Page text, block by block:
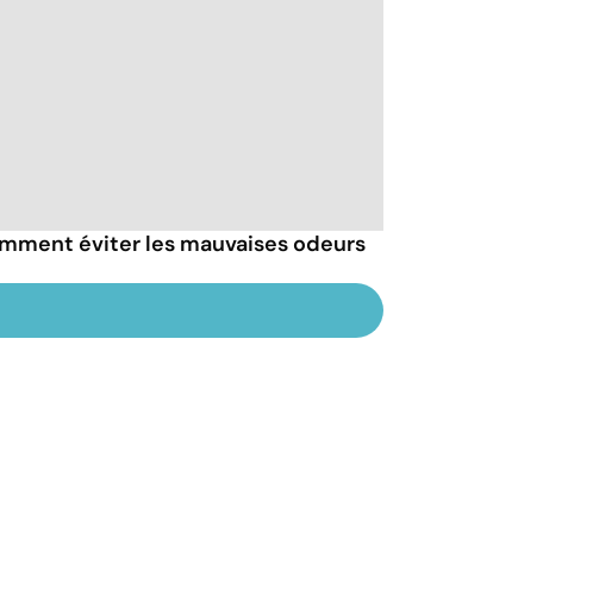
éviter les mauvaises odeurs